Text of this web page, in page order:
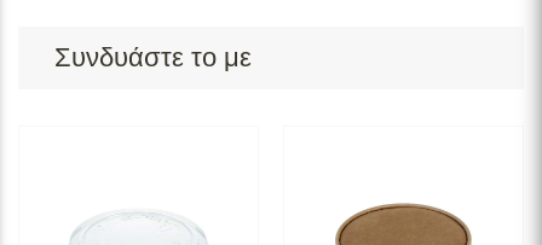
Συνδυάστε το με